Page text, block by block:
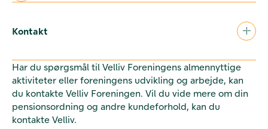
Kontakt
Har du spørgsmål til Velliv Foreningens almennyttige
aktiviteter eller foreningens udvikling og arbejde, kan
du kontakte Velliv Foreningen. Vil du vide mere om din
pensionsordning og andre kundeforhold, kan du
kontakte Velliv.